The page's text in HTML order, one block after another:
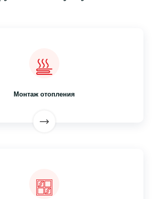
Монтаж отопления